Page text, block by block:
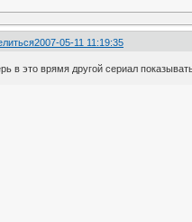
2007-05-11 11:19:35
в это врямя другой сериал